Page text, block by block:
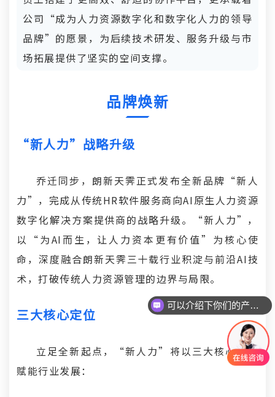
公司“成为人力资源数字化和数字化人力的领导
品牌”的愿景， 为后续技术研发、服务升级与市
场拓展提供了坚实的空间支撑。
品牌焕新
“新人力”战略升级
乔迁同步，朗新天霁正式发布全新品牌“新人
力”，完成从传统HR软件服务商向AI原生人力资源
数字化解决方案提供商的战略升级。“新人力”，
以“为AI而生，让人力资本更有价值”为核心使
命，深度融合朗新天霁三十载行业积淀与前沿AI技
术，打破传统人力资源管理的边界与局限。
三大核心定位
立足全新起点，“新人力”将以三大核心定位
赋能行业发展：
可以介绍下你们的产品么